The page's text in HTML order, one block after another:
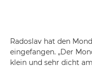
Radoslav hat den
eingefangen. „Der
klein und sehr dicht